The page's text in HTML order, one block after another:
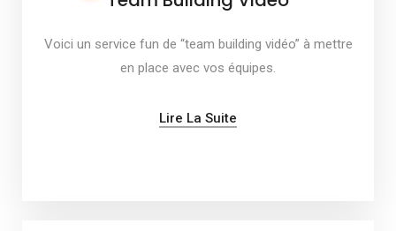
Voici un service fun de “team building vidéo” à mettre
en place avec vos équipes.
Lire La Suite